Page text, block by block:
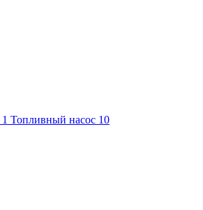
1 Топливный насос 10